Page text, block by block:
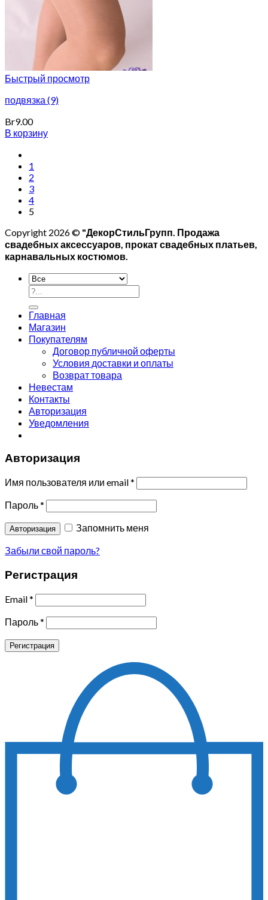
Быстрый просмотр
подвязка (9)
Br9.00
В корзину
1
2
3
4
5
Copyright 2026 © "ДекорСтильГрупп. Продажа
свадебных аксессуаров, прокат свадебных платьев,
карнавальных костюмов.
Главная
Магазин
Покупателям
Договор публичной оферты
Условия доставки и оплаты
Возврат товара
Невестам
Контакты
Авторизация
Уведомления
Авторизация
Имя пользователя или email*
Пароль*
Авторизация
Запомнить меня
Забыли свой пароль?
Регистрация
Email*
Пароль*
Регистрация